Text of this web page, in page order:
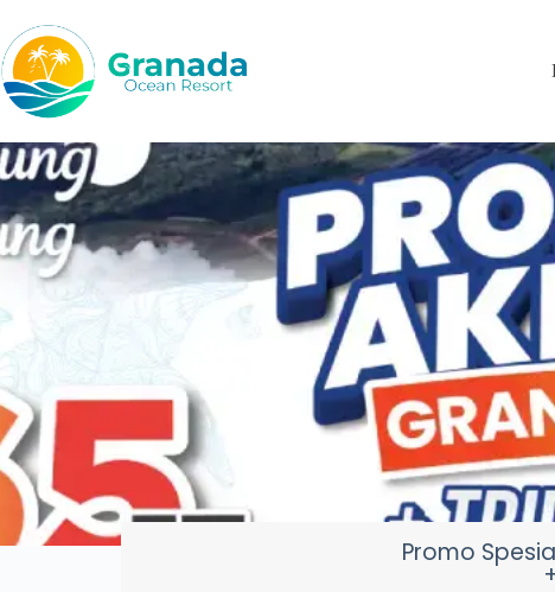
Promo